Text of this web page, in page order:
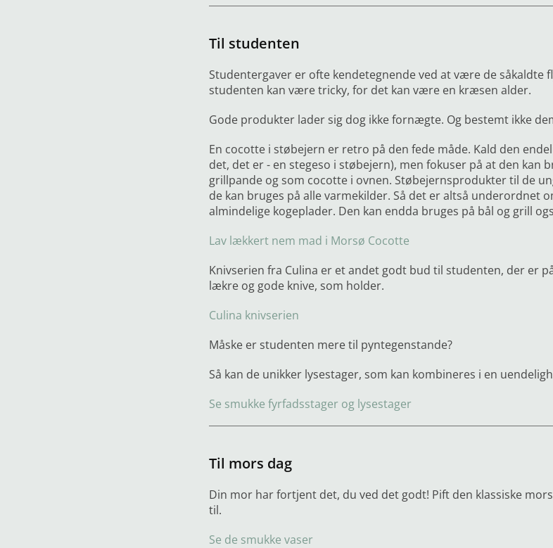
Til studenten
Studentergaver er ofte kendetegnende ved at være de såkaldte
studenten kan være tricky, for det kan være en kræsen alder.
Gode produkter lader sig dog ikke fornægte. Og bestemt ikke
En cocotte i støbejern er retro på den fede måde. Kald den
det, det er - en stegeso i støbejern), men fokuser på at den kan
grillpande og som cocotte i ovnen. Støbejernsprodukter til de
de kan bruges på alle varmekilder. Så det er altså underordnet
almindelige kogeplader. Den kan endda bruges på bål og grill
Lav lækkert nem mad i Morsø Cocotte
Knivserien fra Culina er et andet godt bud til studenten, der er
lækre og gode knive, som holder.
Culina knivserien
Måske er studenten mere til pyntegenstande?
Så kan de unikker lysestager, som kan kombineres i en
Se smukke fyrfadsstager og lysestager
Til mors dag
Din mor har fortjent det, du ved det godt! Pift den klassiske
til.
Se de smukke vaser